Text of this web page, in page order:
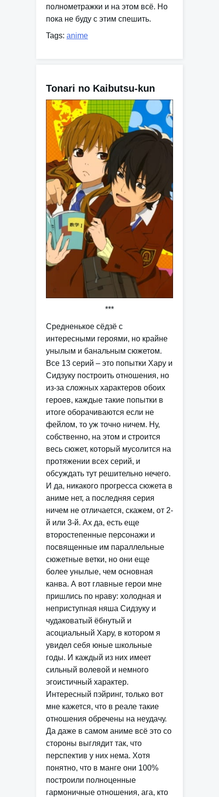
полнометражки и на этом всё. Но
пока не буду с этим спешить.
Tags: anime
Tonari no Kaibutsu-kun
***
Средненькое сёдзё с
интересными героями, но крайне
унылым и банальным сюжетом.
Все 13 серий – это попытки Хару и
Сидзуку построить отношения, но
из-за сложных характеров обоих
героев, каждые такие попытки в
итоге оборачиваются если не
фейлом, то уж точно ничем. Ну,
собственно, на этом и строится
весь сюжет, который мусолится на
протяжении всех серий, и
обсуждать тут решительно нечего.
И да, никакого прогресса сюжета в
аниме нет, а последняя серия
ничем не отличается, скажем, от 2-
й или 3-й. Ах да, есть еще
второстепенные персонажи и
посвященные им параллельные
сюжетные ветки, но они еще
более унылые, чем основная
канва. А вот главные герои мне
пришлись по нраву: холодная и
неприступная няша Сидзуку и
чудаковатый ёбнутый и
асоциальный Хару, в котором я
увидел себя юные школьные
годы. И каждый из них имеет
сильный волевой и немного
эгоистичный характер.
Интересный пэйринг, только вот
мне кажется, что в реале такие
отношения обречены на неудачу.
Да даже в самом аниме всё это со
стороны выглядит так, что
перспектив у них нема. Хотя
понятно, что в манге они 100%
построили полноценные
гармоничные отношения, ага, кто